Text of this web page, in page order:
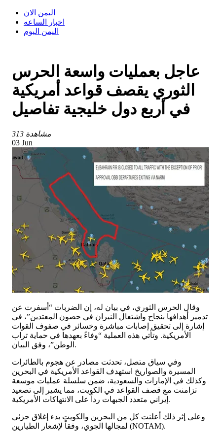
اليمن الان
اخبار الساعه
اليمن اليوم
عاجل بعمليات واسعة الحرس
الثوري يقصف قواعد أمريكية
في أربع دول خليجية تفاصيل
313 مشاهدة
03 Jun
وقال الحرس الثوري، في بيان له، إن الضربات “أسفرت عن
تدمير أهدافها بنجاح واشتعال النيران في حصون المعتدين”، في
إشارة إلى تحقيق إصابات مباشرة وخسائر في صفوف القوات
الأمريكية. وتأتي هذه العملية “وفاءً بعهدها في حماية تراب
الوطن”، وفق البيان.
وفي سياق متصل، تحدثت مصادر عن هجوم بالطائرات
المسيرة والصواريخ استهدف القواعد الأمريكية في البحرين
وكذلك في الإمارات والسعودية، ضمن سلسلة عمليات موسعة
تزامنت مع قصف القواعد في الكويت، مما يشير إلى تصعيد
إيراني متعدد الجبهات رداً على الانتهاكات الأمريكية.
وعلى إثر ذلك أعلنت كل من البحرين والكويت بدء إغلاق جزئي
لمجالها الجوي، وفقاً لإشعار الطيارين (NOTAM).